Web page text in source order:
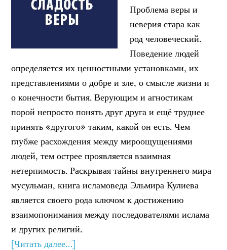
Проблема веры и
неверия стара как
род человеческий.
Поведение людей
определяется их ценностными установками, их
представлениями о добре и зле, о смысле жизни и
о конечности бытия. Верующим и агностикам
порой непросто понять друг друга и ещё труднее
принять «другого» таким, какой он есть. Чем
глубже расхождения между мироощущениями
людей, тем острее проявляется взаимная
нетерпимость. Раскрывая тайны внутреннего мира
мусульман, книга исламоведа Эльмира Кулиева
является своего рода ключом к достижению
взаимопонимания между последователями ислама
и других религий.
[Читать далее…]